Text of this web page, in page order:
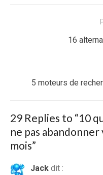
Previous
16
Next
5 moteurs de
29 Replies to “10
ne pas
mois”
Jack dit :